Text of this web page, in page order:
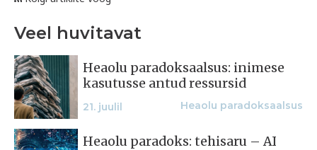
Veel huvitavat
Heaolu paradoksaalsus: inimese
kasutusse antud ressursid
21. juulil Heaolu paradoksaalsus
Heaolu paradoks: tehisaru – AI